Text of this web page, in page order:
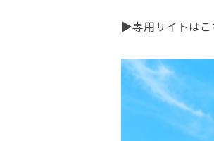
▶専用サイトはこ